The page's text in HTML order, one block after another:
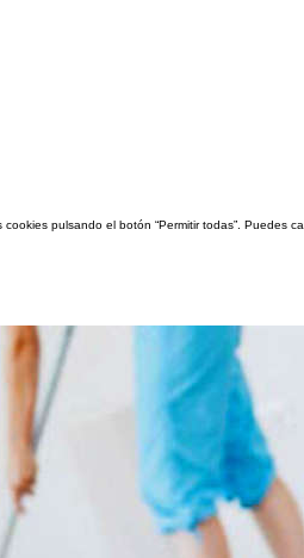
pulsando el botón “Permitir todas”. Puedes